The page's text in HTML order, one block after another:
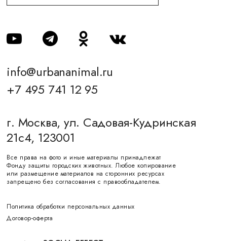
info@urbananimal.ru
+7 495 741 12 95
г. Москва, ул. Садовая-Кудринская
21с4, 123001
Все права на фото и иные материалы принадлежат
Фонду защиты городских животных. Любое копирование
или размещение материалов на сторонних ресурсах
запрещено без согласования с правообладателем.
Политика обработки персональных данных
Договор-оферта